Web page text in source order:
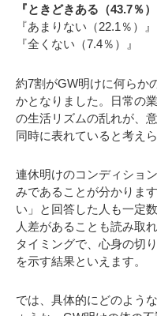
『ときどきある（43.7％）
『あまりない（22.1％）』
『全くない（7.4％）』
約7割がGW明けに何らか
かとなりました。日常の
の生活リズムの乱れが、
同時に表れていると考えら
連休明けのコンディショ
みであることが分かりま
い」と回答した人も一定
人差があることも読み取
タイミングで、心身の切
を示す結果といえます。
では、具体的にどのよう